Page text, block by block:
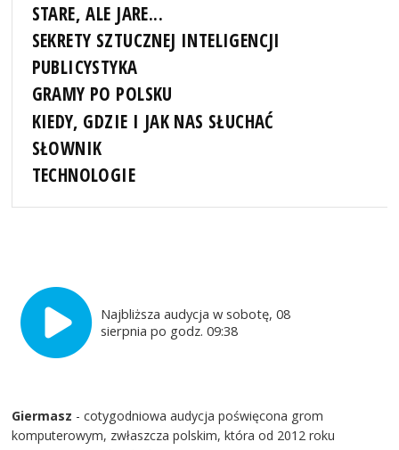
STARE, ALE JARE...
SEKRETY SZTUCZNEJ INTELIGENCJI
PUBLICYSTYKA
GRAMY PO POLSKU
KIEDY, GDZIE I JAK NAS SŁUCHAĆ
SŁOWNIK
TECHNOLOGIE
Najbliższa audycja w sobotę, 08
sierpnia po godz. 09:38
Giermasz - cotygodniowa audycja poświęcona grom
komputerowym, zwłaszcza polskim, która od 2012 roku